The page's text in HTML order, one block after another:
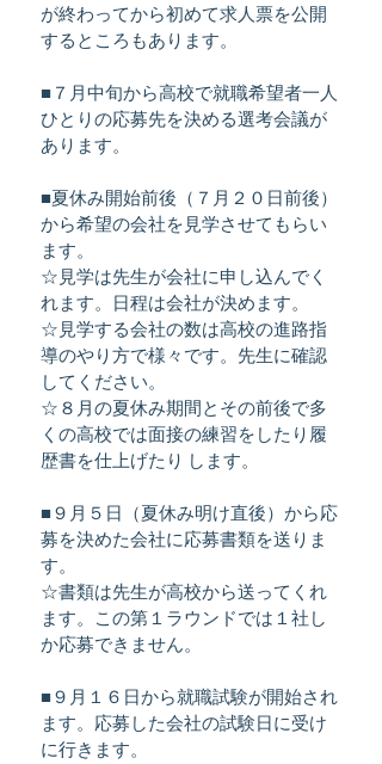
が終わってから初めて求人票を公開
するところもあります。
■７月中旬から高校で就職希望者一人
ひとりの応募先を決める選考会議が
あります。
■夏休み開始前後（７月２０日前後）
から希望の会社を見学させてもらい
ます。
☆見学は先生が会社に申し込んでく
れます。日程は会社が決めます。
☆見学する会社の数は高校の進路指
導のやり方で様々です。先生に確認
してください。
☆８月の夏休み期間とその前後で多
くの高校では面接の練習をしたり履
歴書を仕上げたり します。
■９月５日（夏休み明け直後）から応
募を決めた会社に応募書類を送りま
す。
☆書類は先生が高校から送ってくれ
ます。この第１ラウンドでは１社し
か応募できません。
■９月１６日から就職試験が開始され
ます。応募した会社の試験日に受け
に行きます。